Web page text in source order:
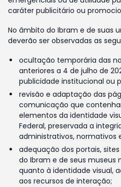
caráter publicitário ou
No âmbito do Ibram e de suas
deverão ser observadas as
ocultação temporária das
anteriores a 4 de julho de
publicidade institucional ou
revisão e adaptação das
comunicação que
elementos da identidade
Federal, preservada a
administrativos, normativos
adequação dos portais,
do Ibram e de seus museus
quanto à identidade visual,
aos recursos de interação;